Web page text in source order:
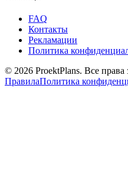
FAQ
Контакты
Рекламации
Политика
© 2026 ProektPlans. Все
ПравилаПолитика